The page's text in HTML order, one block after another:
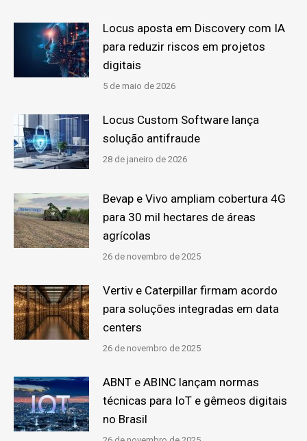
Locus aposta em Discovery com IA
para reduzir riscos em projetos
digitais
5 de maio de 2026
Locus Custom Software lança
solução antifraude
28 de janeiro de 2026
Bevap e Vivo ampliam cobertura 4G
para 30 mil hectares de áreas
agrícolas
26 de novembro de 2025
Vertiv e Caterpillar firmam acordo
para soluções integradas em data
centers
26 de novembro de 2025
ABNT e ABINC lançam normas
técnicas para IoT e gêmeos digitais
no Brasil